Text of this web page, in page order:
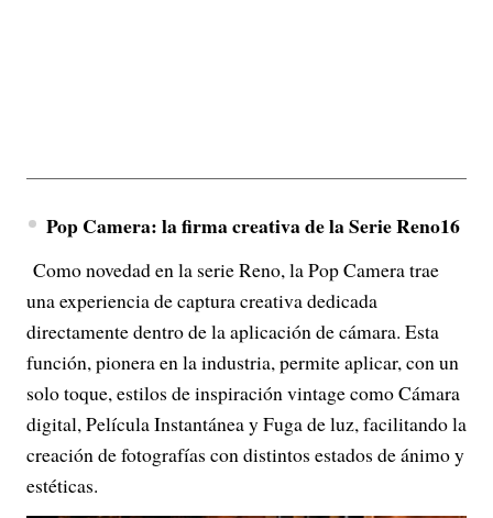
Pop Camera: la firma creativa de la Serie Reno16
Como novedad en la serie Reno, la Pop Camera trae
una experiencia de captura creativa dedicada
directamente dentro de la aplicación de cámara. Esta
función, pionera en la industria, permite aplicar, con un
solo toque, estilos de inspiración vintage como Cámara
digital, Película Instantánea y Fuga de luz, facilitando la
creación de fotografías con distintos estados de ánimo y
estéticas.